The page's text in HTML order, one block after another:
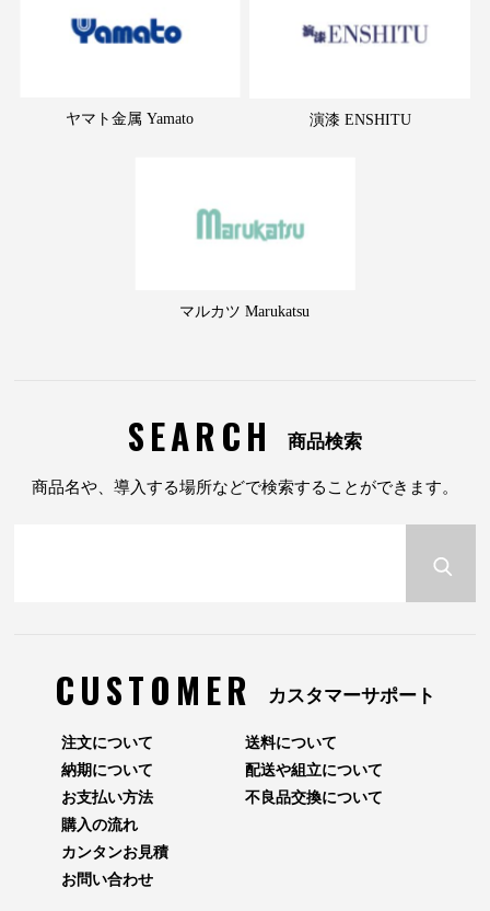
ヤマト金属 Yamato 演漆 ENSHITU
マルカツ Marukatsu
SEARCH 商品検索
商品名や、導入する場所などで検索することができます。
CUSTOMER カスタマーサポート
注文について
納期について
お支払い方法
送料について
配送や組立について
不良品交換について
購入の流れ
カンタンお見積
お問い合わせ